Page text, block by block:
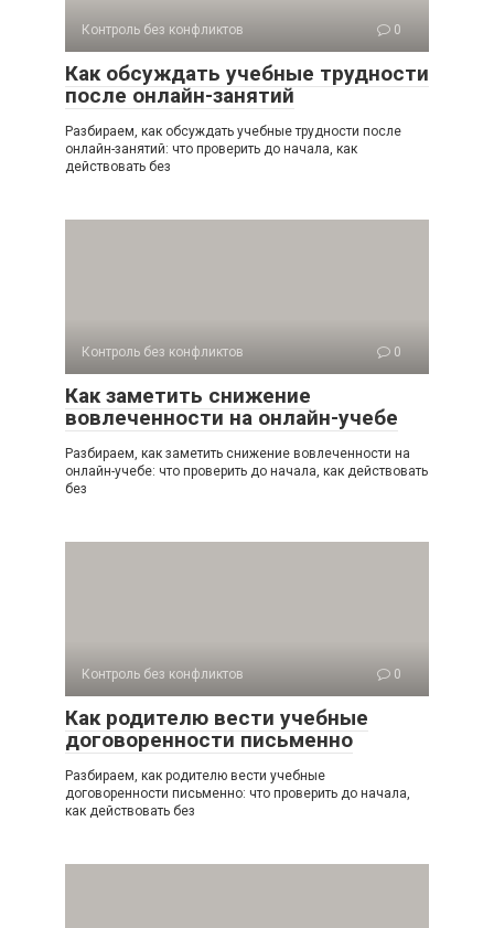
Контроль без конфликтов 0
Как обсуждать учебные трудности
после онлайн-занятий
Разбираем, как обсуждать учебные трудности после
онлайн-занятий: что проверить до начала, как
действовать без
Контроль без конфликтов 0
Как заметить снижение
вовлеченности на онлайн-учебе
Разбираем, как заметить снижение вовлеченности на
онлайн-учебе: что проверить до начала, как действовать
без
Контроль без конфликтов 0
Как родителю вести учебные
договоренности письменно
Разбираем, как родителю вести учебные
договоренности письменно: что проверить до начала,
как действовать без